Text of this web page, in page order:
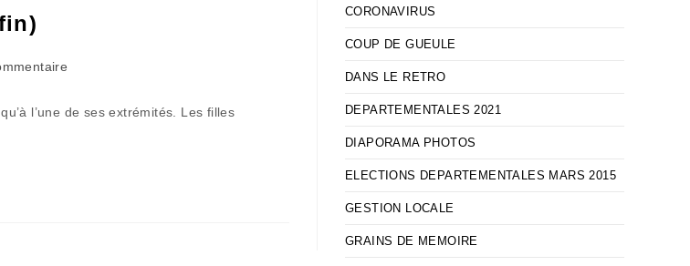
:
l’une de ses extrémités. Les filles
CORONAVIRUS
COUP DE GUEULE
DANS LE RETRO
DEPARTEMENTALES 2021
DIAPORAMA PHOTOS
ELECTIONS DEPARTEMENTALES MARS 2015
GESTION LOCALE
GRAINS DE MEMOIRE